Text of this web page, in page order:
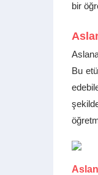
bir
Bu